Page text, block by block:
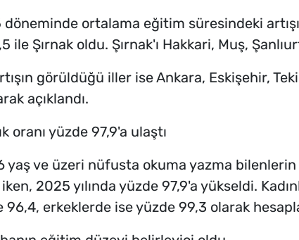
ortalama eğitim süresindeki
ile Şırnak oldu. Şırnak'ı Hakkari, Muş,
görüldüğü iller ise Ankara, Eskişehir,
açıklandı.
oranı yüzde 97,9'a ulaştı
yaş ve üzeri nüfusta okuma yazma bilenlerin
2025 yılında yüzde 97,9'a yükseldi.
96,4, erkeklerde ise yüzde 99,3 olarak